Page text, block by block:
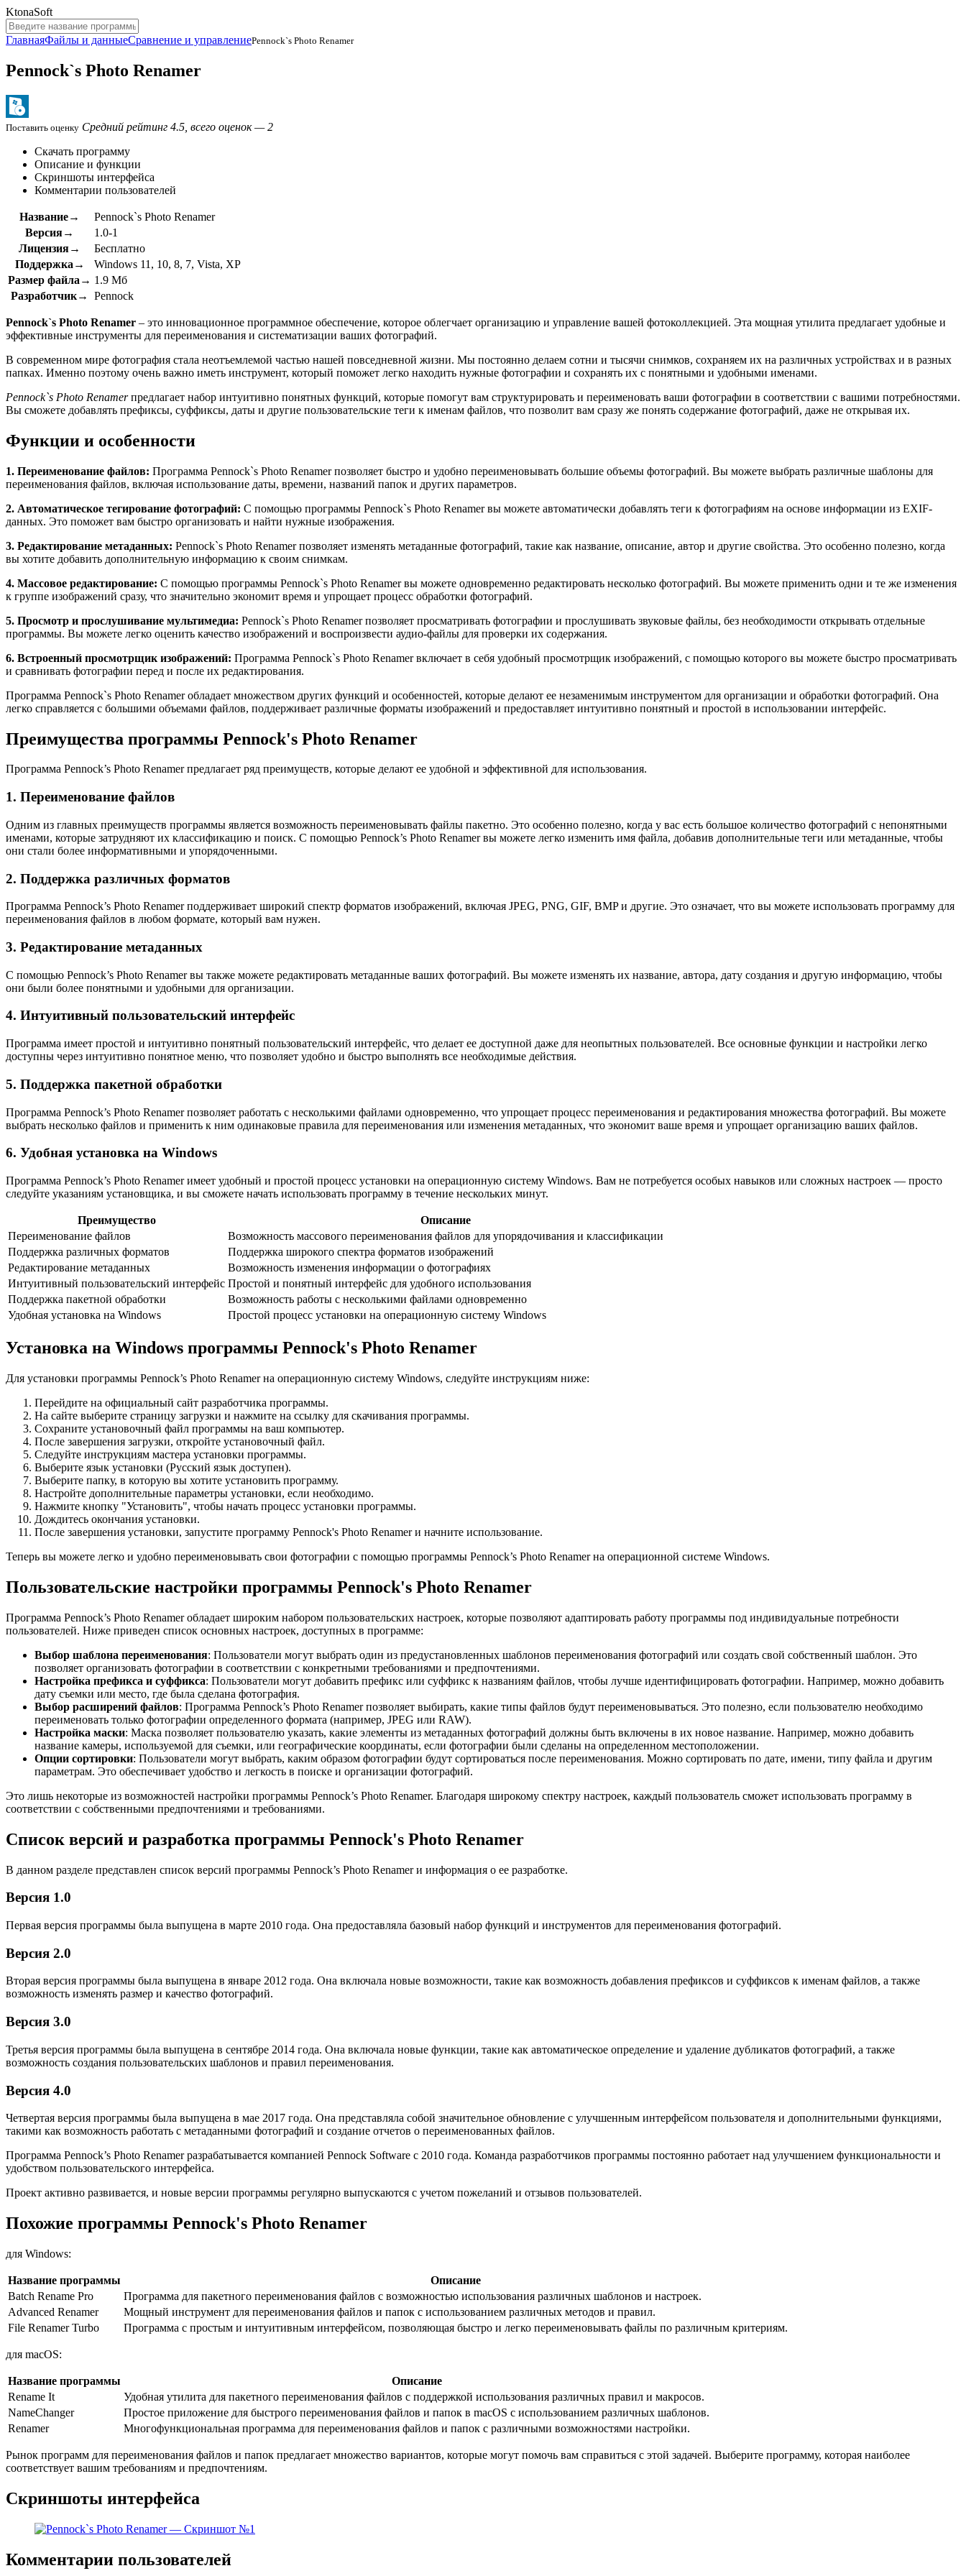
KtonaSoft
ГлавнаяФайлы и данныеСравнение и управлениеPennock`s Photo Renamer
Pennock`s Photo Renamer
Поставить оценку Средний рейтинг 4.5, всего оценок — 2
Скачать программу
Описание и функции
Скриншоты интерфейса
Комментарии пользователей
Название→
Pennock`s Photo Renamer
Версия→
1.0-1
Лицензия→
Бесплатно
Поддержка→
Windows 11, 10, 8, 7, Vista, XP
Размер файла→ 1.9 Мб
Разработчик→
Pennock
Pennock`s Photo Renamer – это инновационное программное обеспечение, которое облегчает организацию и управление вашей фотоколлекцией. Эта мощная утилита предлагает удобные и
эффективные инструменты для переименования и систематизации ваших фотографий.
В современном мире фотография стала неотъемлемой частью нашей повседневной жизни. Мы постоянно делаем сотни и тысячи снимков, сохраняем их на различных устройствах и в разных
папках. Именно поэтому очень важно иметь инструмент, который поможет легко находить нужные фотографии и сохранять их с понятными и удобными именами.
Pennock`s Photo Renamerпредлагает набор интуитивно понятных функций, которые помогут вам структурировать и переименовать ваши фотографии в соответствии с вашими потребностями.
Вы сможете добавлять префиксы, суффиксы, даты и другие пользовательские теги к именам файлов, что позволит вам сразу же понять содержание фотографий, даже не открывая их.
Функции и особенности
1. Переименование файлов: Программа Pennock`s Photo Renamer позволяет быстро и удобно переименовывать большие объемы фотографий. Вы можете выбрать различные шаблоны для
переименования файлов, включая использование даты, времени, названий папок и других параметров.
2. Автоматическое тегирование фотографий: С помощью программы Pennock`s Photo Renamer вы можете автоматически добавлять теги к фотографиям на основе информации из EXIF-
данных. Это поможет вам быстро организовать и найти нужные изображения.
3. Редактирование метаданных: Pennock`s Photo Renamer позволяет изменять метаданные фотографий, такие как название, описание, автор и другие свойства. Это особенно полезно, когда
вы хотите добавить дополнительную информацию к своим снимкам.
4. Массовое редактирование: С помощью программы Pennock`s Photo Renamer вы можете одновременно редактировать несколько фотографий. Вы можете применить одни и те же изменения
к группе изображений сразу, что значительно экономит время и упрощает процесс обработки фотографий.
5. Просмотр и прослушивание мультимедиа: Pennock`s Photo Renamer позволяет просматривать фотографии и прослушивать звуковые файлы, без необходимости открывать отдельные
программы. Вы можете легко оценить качество изображений и воспроизвести аудио-файлы для проверки их содержания.
6. Встроенный просмотрщик изображений: Программа Pennock`s Photo Renamer включает в себя удобный просмотрщик изображений, с помощью которого вы можете быстро просматривать
и сравнивать фотографии перед и после их редактирования.
Программа Pennock`s Photo Renamer обладает множеством других функций и особенностей, которые делают ее незаменимым инструментом для организации и обработки фотографий. Она
легко справляется с большими объемами файлов, поддерживает различные форматы изображений и предоставляет интуитивно понятный и простой в использовании интерфейс.
Преимущества программы Pennock's Photo Renamer
Программа Pennock’s Photo Renamer предлагает ряд преимуществ, которые делают ее удобной и эффективной для использования.
1. Переименование файлов
Одним из главных преимуществ программы является возможность переименовывать файлы пакетно. Это особенно полезно, когда у вас есть большое количество фотографий с непонятными
именами, которые затрудняют их классификацию и поиск. С помощью Pennock’s Photo Renamer вы можете легко изменить имя файла, добавив дополнительные теги или метаданные, чтобы
они стали более информативными и упорядоченными.
2. Поддержка различных форматов
Программа Pennock’s Photo Renamer поддерживает широкий спектр форматов изображений, включая JPEG, PNG, GIF, BMP и другие. Это означает, что вы можете использовать программу для
переименования файлов в любом формате, который вам нужен.
3. Редактирование метаданных
С помощью Pennock’s Photo Renamer вы также можете редактировать метаданные ваших фотографий. Вы можете изменять их название, автора, дату создания и другую информацию, чтобы
они были более понятными и удобными для организации.
4. Интуитивный пользовательский интерфейс
Программа имеет простой и интуитивно понятный пользовательский интерфейс, что делает ее доступной даже для неопытных пользователей. Все основные функции и настройки легко
доступны через интуитивно понятное меню, что позволяет удобно и быстро выполнять все необходимые действия.
5. Поддержка пакетной обработки
Программа Pennock’s Photo Renamer позволяет работать с несколькими файлами одновременно, что упрощает процесс переименования и редактирования множества фотографий. Вы можете
выбрать несколько файлов и применить к ним одинаковые правила для переименования или изменения метаданных, что экономит ваше время и упрощает организацию ваших файлов.
6. Удобная установка на Windows
Программа Pennock’s Photo Renamer имеет удобный и простой процесс установки на операционную систему Windows. Вам не потребуется особых навыков или сложных настроек — просто
следуйте указаниям установщика, и вы сможете начать использовать программу в течение нескольких минут.
Преимущество
Описание
Переименование файлов
Возможность массового переименования файлов для упорядочивания и классификации
Поддержка различных форматов
Поддержка широкого спектра форматов изображений
Редактирование метаданных
Возможность изменения информации о фотографиях
Интуитивный пользовательский интерфейс Простой и понятный интерфейс для удобного использования
Поддержка пакетной обработки
Возможность работы с несколькими файлами одновременно
Удобная установка на Windows
Простой процесс установки на операционную систему Windows
Установка на Windows программы Pennock's Photo Renamer
Для установки программы Pennock’s Photo Renamer на операционную систему Windows, следуйте инструкциям ниже:
Перейдите на официальный сайт разработчика программы.
На сайте выберите страницу загрузки и нажмите на ссылку для скачивания программы.
Сохраните установочный файл программы на ваш компьютер.
После завершения загрузки, откройте установочный файл.
Следуйте инструкциям мастера установки программы.
Выберите язык установки (Русский язык доступен).
Выберите папку, в которую вы хотите установить программу.
Настройте дополнительные параметры установки, если необходимо.
Нажмите кнопку "Установить", чтобы начать процесс установки программы.
Дождитесь окончания установки.
После завершения установки, запустите программу Pennock's Photo Renamer и начните использование.
Теперь вы можете легко и удобно переименовывать свои фотографии с помощью программы Pennock’s Photo Renamer на операционной системе Windows.
Пользовательские настройки программы Pennock's Photo Renamer
Программа Pennock’s Photo Renamer обладает широким набором пользовательских настроек, которые позволяют адаптировать работу программы под индивидуальные потребности
пользователей. Ниже приведен список основных настроек, доступных в программе:
Выбор шаблона переименования: Пользователи могут выбрать один из предустановленных шаблонов переименования фотографий или создать свой собственный шаблон. Это
позволяет организовать фотографии в соответствии с конкретными требованиями и предпочтениями.
Настройка префикса и суффикса: Пользователи могут добавить префикс или суффикс к названиям файлов, чтобы лучше идентифицировать фотографии. Например, можно добавить
дату съемки или место, где была сделана фотография.
Выбор расширений файлов: Программа Pennock’s Photo Renamer позволяет выбирать, какие типы файлов будут переименовываться. Это полезно, если пользователю необходимо
переименовать только фотографии определенного формата (например, JPEG или RAW).
Настройка маски: Маска позволяет пользователю указать, какие элементы из метаданных фотографий должны быть включены в их новое название. Например, можно добавить
название камеры, используемой для съемки, или географические координаты, если фотографии были сделаны на определенном местоположении.
Опции сортировки: Пользователи могут выбрать, каким образом фотографии будут сортироваться после переименования. Можно сортировать по дате, имени, типу файла и другим
параметрам. Это обеспечивает удобство и легкость в поиске и организации фотографий.
Это лишь некоторые из возможностей настройки программы Pennock’s Photo Renamer. Благодаря широкому спектру настроек, каждый пользователь сможет использовать программу в
соответствии с собственными предпочтениями и требованиями.
Список версий и разработка программы Pennock's Photo Renamer
В данном разделе представлен список версий программы Pennock’s Photo Renamer и информация о ее разработке.
Версия 1.0
Первая версия программы была выпущена в марте 2010 года. Она предоставляла базовый набор функций и инструментов для переименования фотографий.
Версия 2.0
Вторая версия программы была выпущена в январе 2012 года. Она включала новые возможности, такие как возможность добавления префиксов и суффиксов к именам файлов, а также
возможность изменять размер и качество фотографий.
Версия 3.0
Третья версия программы была выпущена в сентябре 2014 года. Она включала новые функции, такие как автоматическое определение и удаление дубликатов фотографий, а также
возможность создания пользовательских шаблонов и правил переименования.
Версия 4.0
Четвертая версия программы была выпущена в мае 2017 года. Она представляла собой значительное обновление с улучшенным интерфейсом пользователя и дополнительными функциями,
такими как возможность работать с метаданными фотографий и создание отчетов о переименованных файлов.
Программа Pennock’s Photo Renamer разрабатывается компанией Pennock Software с 2010 года. Команда разработчиков программы постоянно работает над улучшением функциональности и
удобством пользовательского интерфейса.
Проект активно развивается, и новые версии программы регулярно выпускаются с учетом пожеланий и отзывов пользователей.
Похожие программы Pennock's Photo Renamer
для Windows:
Название программы
Описание
Batch Rename Pro
Программа для пакетного переименования файлов с возможностью использования различных шаблонов и настроек.
Advanced Renamer
Мощный инструмент для переименования файлов и папок с использованием различных методов и правил.
File Renamer Turbo
Программа с простым и интуитивным интерфейсом, позволяющая быстро и легко переименовывать файлы по различным критериям.
для macOS:
Название программы
Описание
Rename It
Удобная утилита для пакетного переименования файлов с поддержкой использования различных правил и макросов.
NameChanger
Простое приложение для быстрого переименования файлов и папок в macOS с использованием различных шаблонов.
Renamer
Многофункциональная программа для переименования файлов и папок с различными возможностями настройки.
Рынок программ для переименования файлов и папок предлагает множество вариантов, которые могут помочь вам справиться с этой задачей. Выберите программу, которая наиболее
соответствует вашим требованиям и предпочтениям.
Скриншоты интерфейса
Комментарии пользователей